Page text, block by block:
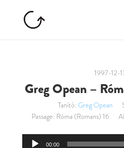
1997-12-
Greg Opean –
Tanító: Greg Opean
Passage: Róma (Romans) 16
00:00